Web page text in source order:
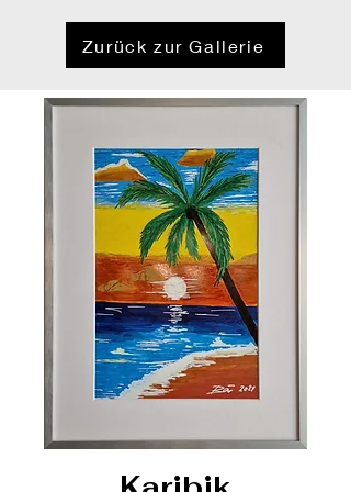
Zurück zur Gallerie